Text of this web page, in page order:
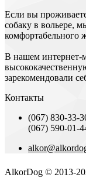
Если вы
собаку в вольере,
комфортабельного
В нашем интернет-
зарекомендовали
Контакты
(067) 830-33-
(067) 590-01-
AlkorDog © 2013-